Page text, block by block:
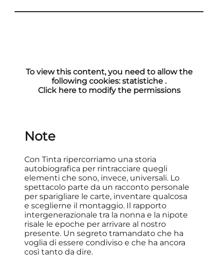
To view this content, you need to allow the
following cookies:statistiche .
Click here to modify the permissions
Note
Con Tinta ripercorriamo una storia
autobiografica per rintracciare quegli
elementi che sono, invece, universali. Lo
spettacolo parte da un racconto personale
per sparigliare le carte, inventare qualcosa
e sceglierne il montaggio. Il rapporto
intergenerazionale tra la nonna e la nipote
risale le epoche per arrivare al nostro
presente. Un segreto tramandato che ha
voglia di essere condiviso e che ha ancora
così tanto da dire.